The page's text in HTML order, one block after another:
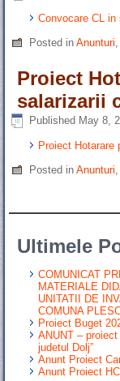
Convocare CL
Posted in Anunturi
Proiect
salarizarii
Published May 8,
Proiect Hotarare
Posted in Anunturi
Ultimele
COMUNICAT
MATERIALE
UNITATII DE
COMUNA
Proiect Buget
ANUNT –
judetul Dolj”
Anunt Proiect
Anunt Proiect